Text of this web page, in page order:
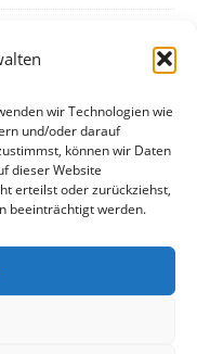
wir Technologien wie
und/oder darauf
können wir Daten
dieser Website
erteilst oder zurückziehst,
beeinträchtigt werden.